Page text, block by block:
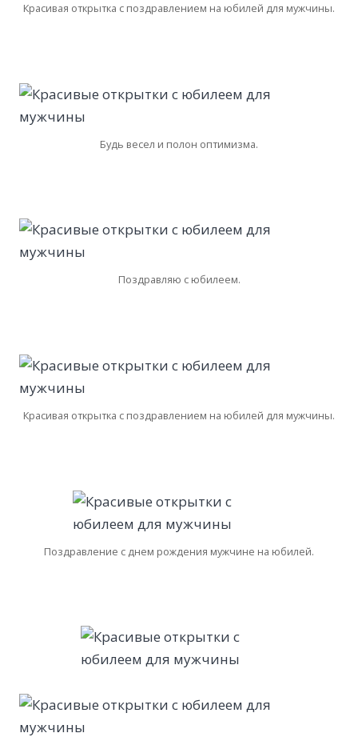
Красивая открытка с поздравлением на юбилей для мужчины.
Будь весел и полон оптимизма.
Поздравляю с юбилеем.
Красивая открытка с поздравлением на юбилей для мужчины.
Поздравление с днем рождения мужчине на юбилей.